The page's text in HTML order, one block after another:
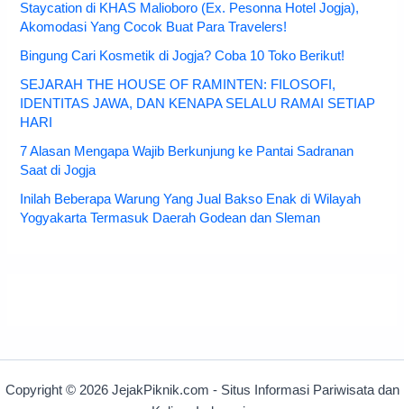
Staycation di KHAS Malioboro (Ex. Pesonna Hotel Jogja),
Akomodasi Yang Cocok Buat Para Travelers!
Bingung Cari Kosmetik di Jogja? Coba 10 Toko Berikut!
SEJARAH THE HOUSE OF RAMINTEN: FILOSOFI,
IDENTITAS JAWA, DAN KENAPA SELALU RAMAI SETIAP
HARI
7 Alasan Mengapa Wajib Berkunjung ke Pantai Sadranan
Saat di Jogja
Inilah Beberapa Warung Yang Jual Bakso Enak di Wilayah
Yogyakarta Termasuk Daerah Godean dan Sleman
Copyright © 2026 JejakPiknik.com - Situs Informasi Pariwisata dan